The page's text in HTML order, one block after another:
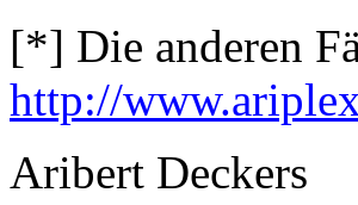
[*] Die anderen
http://
Aribert Deckers